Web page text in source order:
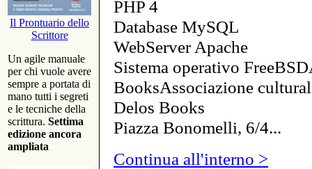
Il Prontuario dello
Scrittore
Un agile manuale
per chi vuole avere
sempre a portata di
mano tutti i segreti
e le tecniche della
scrittura. Settima
edizione ancora
ampliata
PHP 4
Database MySQL
WebServer Apache
Sistema operativo
BooksAssociazione
Delos Books
Piazza Bonomelli, 6/4...
Continua all'interno >